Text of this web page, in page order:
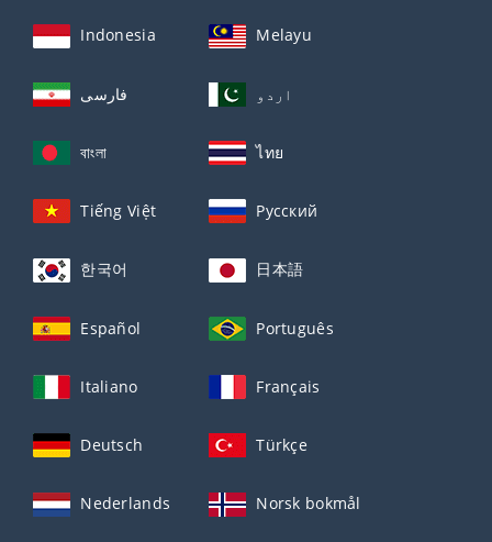
Indonesia Melayu
فارسی اردو
বাংলা ไทย
Tiếng Việt Русский
한국어 日本語
Español Português
Italiano Français
Deutsch Türkçe
Nederlands Norsk bokmål